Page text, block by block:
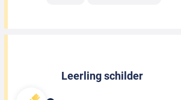
Leerling schilder